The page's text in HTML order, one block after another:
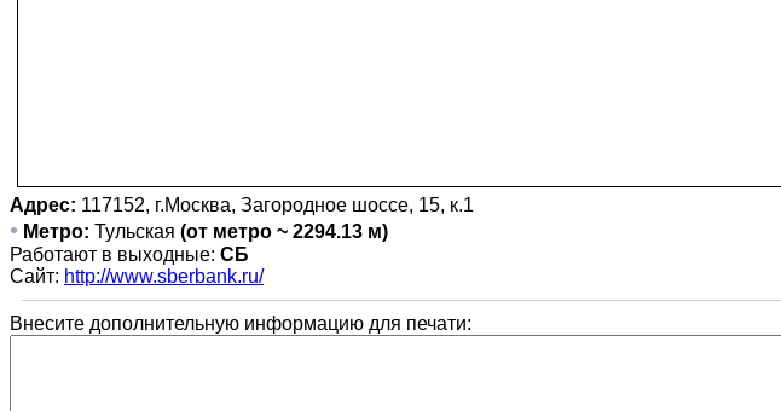
Адрес: 117152, г.Москва, Загородное шоссе, 15, к.1
• Метро: Тульская (от метро ~ 2294.13 м)
Работают в выходные: СБ
Сайт: http://www.sberbank.ru/
Внесите дополнительную информацию для печати: